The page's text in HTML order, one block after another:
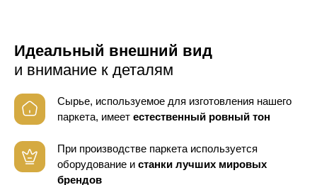
Идеальный внешний вид
и внимание к деталям
Сырье, используемое для изготовления нашего
паркета, имеет естественный ровный тон
При производстве паркета используется
оборудование и станки лучших мировых
брендов